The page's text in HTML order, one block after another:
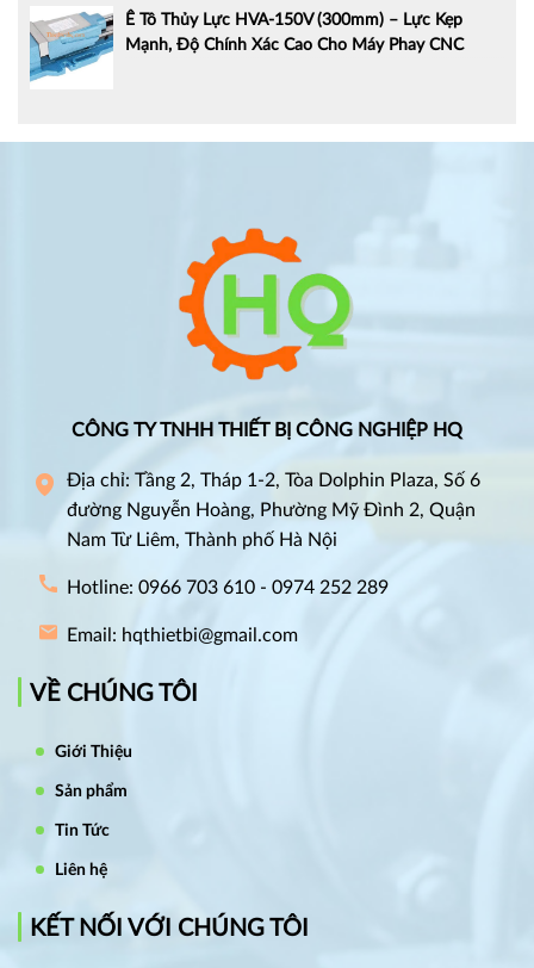
Ê Tô Thủy Lực HVA-150V (300mm) – Lực Kẹp
Mạnh, Độ Chính Xác Cao Cho Máy Phay CNC
CÔNG TY TNHH THIẾT BỊ CÔNG NGHIỆP HQ
Địa chỉ: Tầng 2, Tháp 1-2, Tòa Dolphin Plaza, Số 6
đường Nguyễn Hoàng, Phường Mỹ Đình 2, Quận
Nam Từ Liêm, Thành phố Hà Nội
Hotline: 0966 703 610 - 0974 252 289
Email: hqthietbi@gmail.com
VỀ CHÚNG TÔI
Giới Thiệu
Sản phẩm
Tin Tức
Liên hệ
KẾT NỐI VỚI CHÚNG TÔI